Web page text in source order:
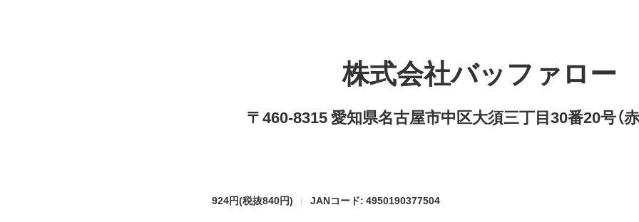
株式会社バッファロー
〒460-8315 愛知県名古屋市中区大須三丁目30番20号（
924円(税抜840円) JANコード: 4950190377504